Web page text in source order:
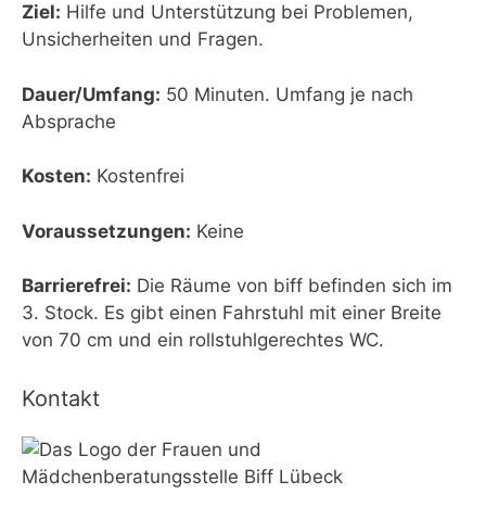
Ziel: Hilfe und Unterstützung bei Problemen,
Unsicherheiten und Fragen.
Dauer/Umfang: 50 Minuten. Umfang je nach
Absprache
Kosten: Kostenfrei
Voraussetzungen: Keine
Barrierefrei: Die Räume von biff befinden sich im
3. Stock. Es gibt einen Fahrstuhl mit einer Breite
von 70 cm und ein rollstuhlgerechtes WC.
Kontakt